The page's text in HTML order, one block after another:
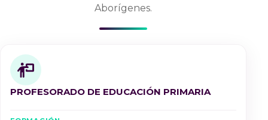
Aborígenes.
PROFESORADO DE EDUCACIÓN PRIMARIA